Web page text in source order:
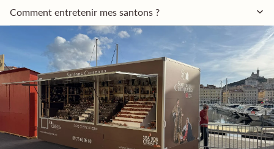
Comment entretenir mes santons ?